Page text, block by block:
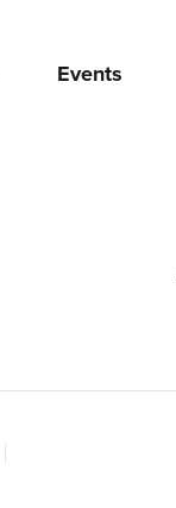
Events